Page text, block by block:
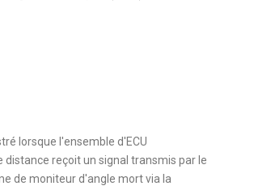
lorsque l'ensemble d'ECU
distance reçoit un signal transmis par le
de moniteur d'angle mort via la